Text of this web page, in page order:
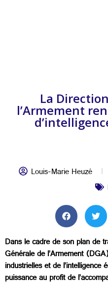
La
l’Armement
Louis-Marie Heuzé
Dans le cadre de son plan de
Générale de l’Armement
industrielles et de
puissance au profit de